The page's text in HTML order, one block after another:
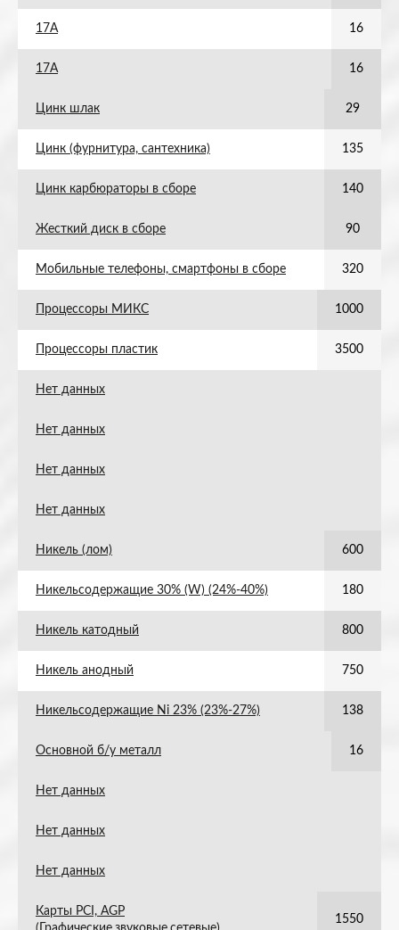
17А 16
17А 16
Цинк шлак 29
Цинк (фурнитура, сантехника) 135
Цинк карбюраторы в сборе 140
Жесткий диск в сборе 90
Мобильные телефоны, смартфоны в сборе 320
Процессоры МИКС 1000
Процессоры пластик 3500
Нет данных
Нет данных
Нет данных
Нет данных
Никель (лом) 600
Никельсодержащие 30% (W) (24%-40%) 180
Никель катодный 800
Никель анодный 750
Никельсодержащие Ni 23% (23%-27%) 138
Основной б/у металл 16
Нет данных
Нет данных
Нет данных
Карты PCI, AGP
1550